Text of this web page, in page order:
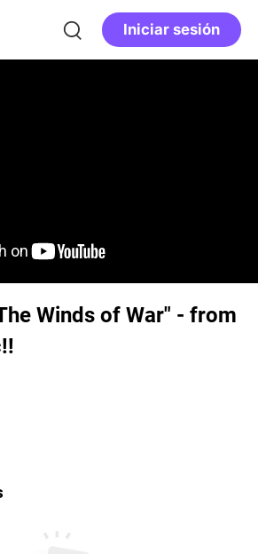
Iniciar sesión
Winds of War" - from